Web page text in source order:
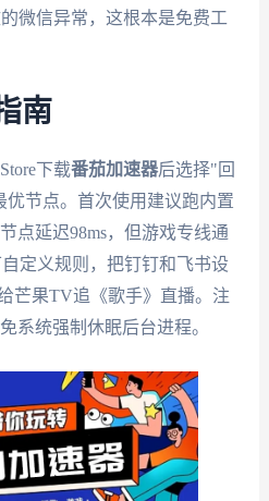
微信异常，这根本是免费工
南
下载番茄加速器后选择"回
优节点。首次使用建议跑内置
点延迟98ms，但游戏专线通
定义规则，把钉钉和飞书设
芒果TV追《歌手》直播。注
系统强制休眠后台进程。